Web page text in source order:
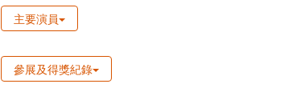
主要演員
參展及得獎紀錄